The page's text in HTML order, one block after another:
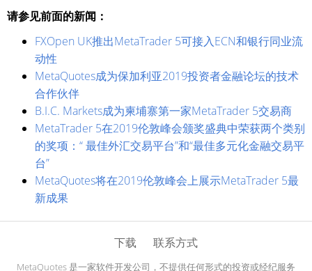
请参见前面的新闻：
FXOpen UK推出MetaTrader 5可接入ECN和银行同业流
动性
MetaQuotes成为保加利亚2019投资者金融论坛的技术
合作伙伴
B.I.C. Markets成为柬埔寨第一家MetaTrader 5交易商
MetaTrader 5在2019伦敦峰会颁奖盛典中荣获两个类别
的奖项：“ 最佳外汇交易平台”和“最佳多元化金融交易平
台”
MetaQuotes将在2019伦敦峰会上展示MetaTrader 5最
新成果
下载 联系方式
MetaQuotes 是一家软件开发公司，不提供任何形式的投资或经纪服务